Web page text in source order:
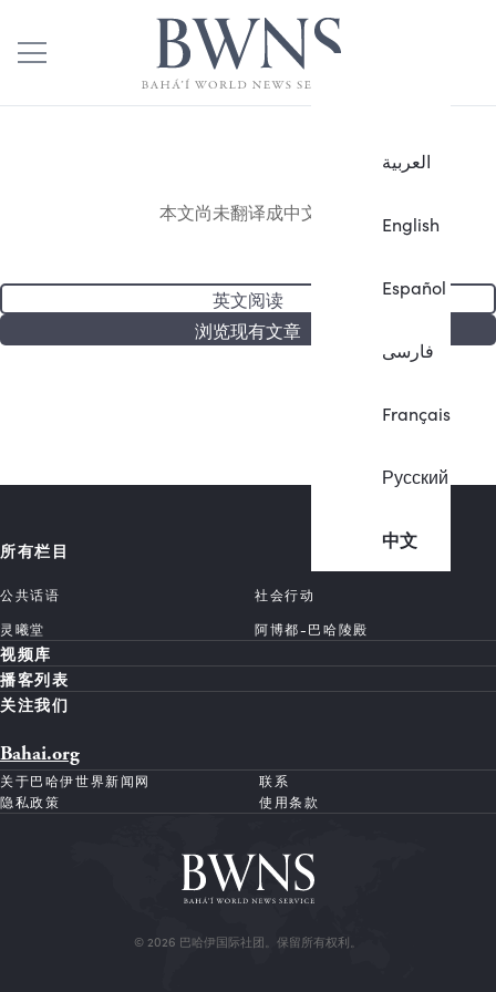
العربية
English
Español
فارسی
Français
Русский
中文
本文尚未翻译成中文。
英文阅读
浏览现有文章
所有栏目
公共话语
社会行动
灵曦堂
阿博都-巴哈陵殿
视频库
播客列表
关注我们
Bahai.org
关于巴哈伊世界新闻网
联系
隐私政策
使用条款
© 2026 巴哈伊国际社团。保留所有权利。